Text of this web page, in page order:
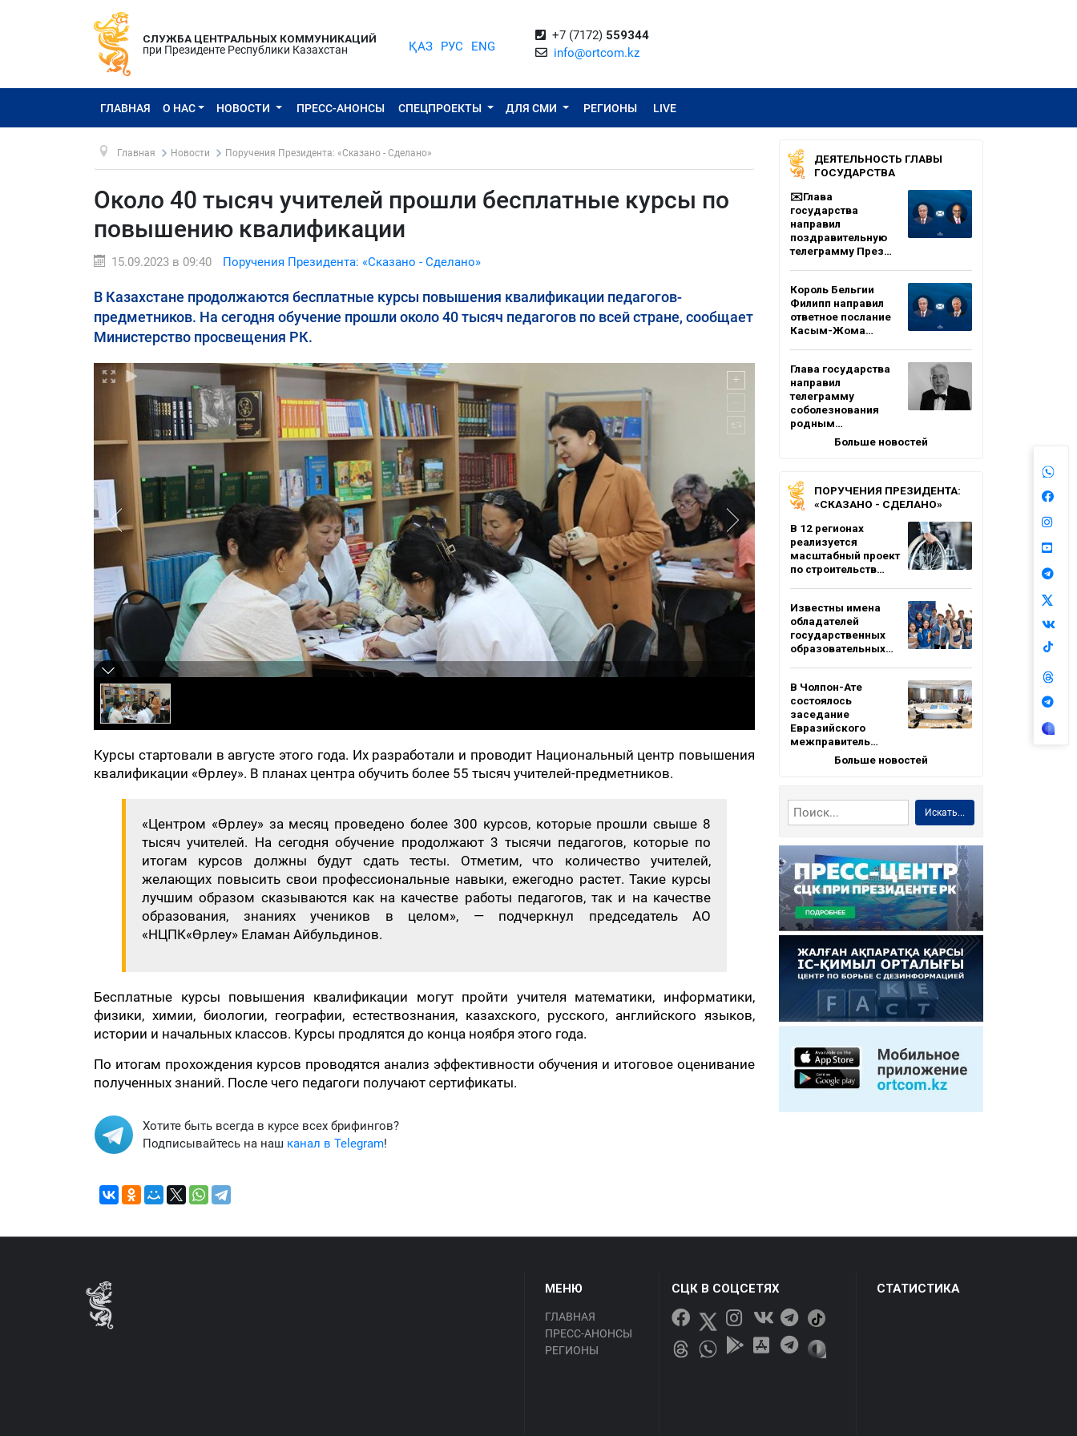
СЛУЖБА ЦЕНТРАЛЬНЫХ КОММУНИКАЦИЙ
при Президенте Республики Казахстан
ҚАЗ РУС ENG
+7 (7172) 559344
info@ortcom.kz
ГЛАВНАЯ О НАС НОВОСТИ ПРЕСС-АНОНСЫ СПЕЦПРОЕКТЫ ДЛЯ СМИ РЕГИОНЫ LIVE
Главная Новости Поручения Президента: «Сказано - Сделано»
Около 40 тысяч учителей прошли бесплатные курсы по
повышению квалификации
15.09.2023 в 09:40 Поручения Президента: «Сказано - Сделано»
В Казахстане продолжаются бесплатные курсы повышения квалификации педагогов-
предметников. На сегодня обучение прошли около 40 тысяч педагогов по всей стране, сообщает
Министерство просвещения РК.
Курсы стартовали в августе этого года. Их разработали и проводит Национальный центр повышения
квалификации «Өрлеу». В планах центра обучить более 55 тысяч учителей-предметников.
«Центром «Өрлеу» за месяц проведено более 300 курсов, которые прошли свыше 8
тысяч учителей. На сегодня обучение продолжают 3 тысячи педагогов, которые по
итогам курсов должны будут сдать тесты. Отметим, что количество учителей,
желающих повысить свои профессиональные навыки, ежегодно растет. Такие курсы
лучшим образом сказываются как на качестве работы педагогов, так и на качестве
образования, знаниях учеников в целом», — подчеркнул председатель АО
«НЦПК«Өрлеу» Еламан Айбульдинов.
Бесплатные курсы повышения квалификации могут пройти учителя математики, информатики,
физики, химии, биологии, географии, естествознания, казахского, русского, английского языков,
истории и начальных классов. Курсы продлятся до конца ноября этого года.
По итогам прохождения курсов проводятся анализ эффективности обучения и итоговое оценивание
полученных знаний. После чего педагоги получают сертификаты.
Хотите быть всегда в курсе всех брифингов?
Подписывайтесь на наш канал в Telegram!
ДЕЯТЕЛЬНОСТЬ ГЛАВЫ
ГОСУДАРСТВА
✉️Глава
государства
направил
поздравительную
телеграмму През…
Король Бельгии
Филипп направил
ответное послание
Касым-Жома…
Глава государства
направил
телеграмму
соболезнования
родным…
Больше новостей
ПОРУЧЕНИЯ ПРЕЗИДЕНТА:
«СКАЗАНО - СДЕЛАНО»
В 12 регионах
реализуется
масштабный проект
по строительств…
Известны имена
обладателей
государственных
образовательных…
В Чолпон-Ате
состоялось
заседание
Евразийского
межправитель…
Больше новостей
Искать...
МЕНЮ
ГЛАВНАЯ
ПРЕСС-АНОНСЫ
РЕГИОНЫ
СЦК В СОЦСЕТЯХ СТАТИСТИКА